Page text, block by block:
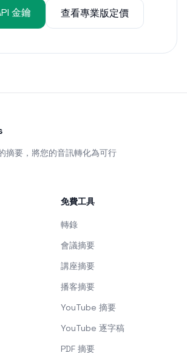
金鑰 查看專業版定價
摘要，將您的音訊轉化為可行
免費工具
轉錄
會議摘要
講座摘要
播客摘要
YouTube 摘要
YouTube 逐字稿
PDF 摘要